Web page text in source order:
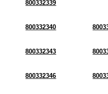
800332339
800332340
800332343
800332346